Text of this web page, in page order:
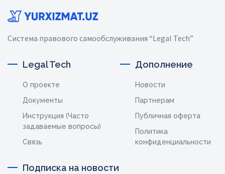
Система правового самообслуживания “Legal Tech”
Legal Tech
О проекте
Документы
Инструкция (Часто
задаваемые вопросы)
Связь
Дополнение
Новости
Партнерам
Публичная оферта
Политика
конфиденциальности
Подписка на новости